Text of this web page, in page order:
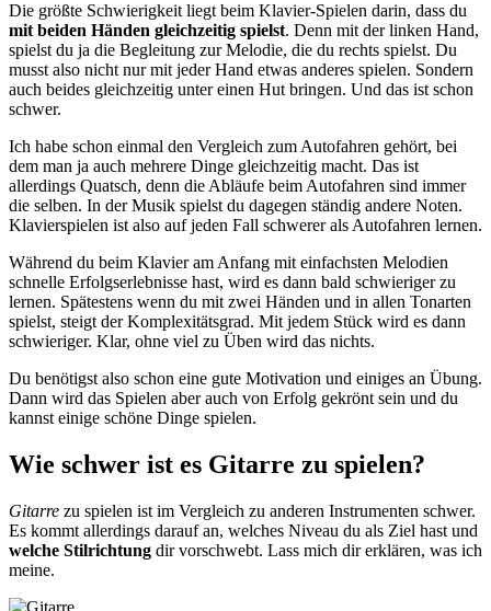
Die größte Schwierigkeit liegt beim Klavier-Spielen darin, dass du
mit beiden Händen gleichzeitig spielst. Denn mit der linken Hand,
spielst du ja die Begleitung zur Melodie, die du rechts spielst. Du
musst also nicht nur mit jeder Hand etwas anderes spielen. Sondern
auch beides gleichzeitig unter einen Hut bringen. Und das ist schon
schwer.
Ich habe schon einmal den Vergleich zum Autofahren gehört, bei
dem man ja auch mehrere Dinge gleichzeitig macht. Das ist
allerdings Quatsch, denn die Abläufe beim Autofahren sind immer
die selben. In der Musik spielst du dagegen ständig andere Noten.
Klavierspielen ist also auf jeden Fall schwerer als Autofahren lernen.
Während du beim Klavier am Anfang mit einfachsten Melodien
schnelle Erfolgserlebnisse hast, wird es dann bald schwieriger zu
lernen. Spätestens wenn du mit zwei Händen und in allen Tonarten
spielst, steigt der Komplexitätsgrad. Mit jedem Stück wird es dann
schwieriger. Klar, ohne viel zu Üben wird das nichts.
Du benötigst also schon eine gute Motivation und einiges an Übung.
Dann wird das Spielen aber auch von Erfolg gekrönt sein und du
kannst einige schöne Dinge spielen.
Wie schwer ist es Gitarre zu spielen?
Gitarre zu spielen ist im Vergleich zu anderen Instrumenten schwer.
Es kommt allerdings darauf an, welches Niveau du als Ziel hast und
welche Stilrichtung dir vorschwebt. Lass mich dir erklären, was ich
meine.